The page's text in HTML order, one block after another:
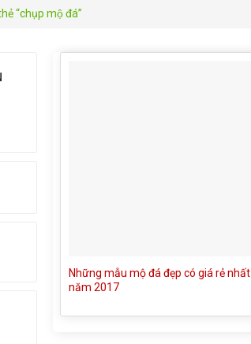
“chụp mộ đá”
Những mẫu mộ đá đẹp có giá rẻ nhất
năm 2017